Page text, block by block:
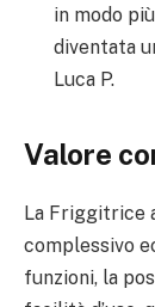
in modo
diventata
Luca P.
Valore
La Friggitrice
complessivo
funzioni, la